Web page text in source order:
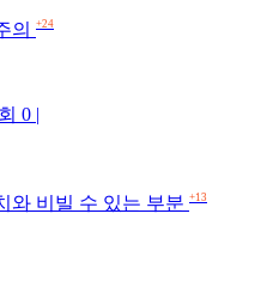
의 +24
0 |
와 비빌 수 있는 부분 +13